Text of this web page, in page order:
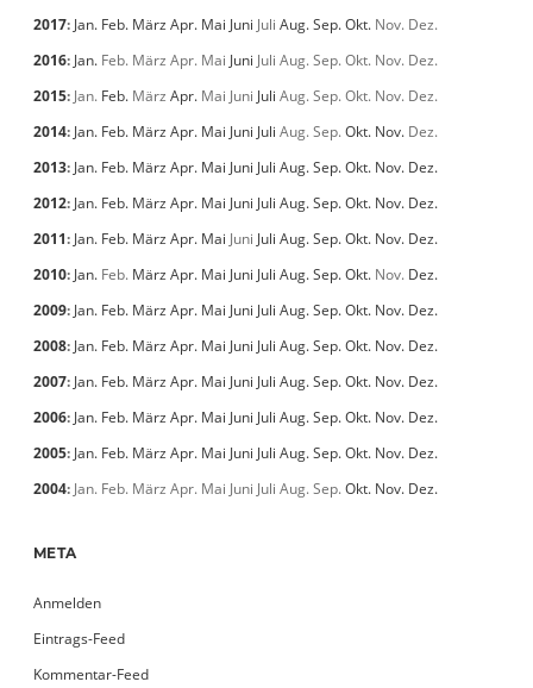
2017: Jan. Feb. März Apr. Mai Juni Juli Aug.Sep.Okt. Nov. Dez.
2016: Jan. Feb. März Apr. Mai Juni Juli Aug.Sep.Okt. Nov. Dez.
2015: Jan. Feb. März Apr. Mai Juni Juli Aug.Sep.Okt. Nov. Dez.
2014: Jan. Feb. März Apr. Mai Juni Juli Aug.Sep.Okt. Nov. Dez.
2013: Jan. Feb. März Apr. Mai Juni Juli Aug.Sep.Okt. Nov. Dez.
2012: Jan. Feb. März Apr. Mai Juni Juli Aug.Sep.Okt. Nov. Dez.
2011: Jan. Feb. März Apr. Mai Juni Juli Aug.Sep.Okt. Nov. Dez.
2010: Jan. Feb. März Apr. Mai Juni Juli Aug.Sep.Okt. Nov. Dez.
2009: Jan. Feb. März Apr. Mai Juni Juli Aug.Sep.Okt. Nov. Dez.
2008: Jan. Feb. März Apr. Mai Juni Juli Aug.Sep.Okt. Nov. Dez.
2007: Jan. Feb. März Apr. Mai Juni Juli Aug.Sep.Okt. Nov. Dez.
2006: Jan. Feb. März Apr. Mai Juni Juli Aug.Sep.Okt. Nov. Dez.
2005: Jan. Feb. März Apr. Mai Juni Juli Aug.Sep.Okt. Nov. Dez.
2004: Jan. Feb. März Apr. Mai Juni Juli Aug.Sep.Okt. Nov. Dez.
META
Anmelden
Eintrags-Feed
Kommentar-Feed